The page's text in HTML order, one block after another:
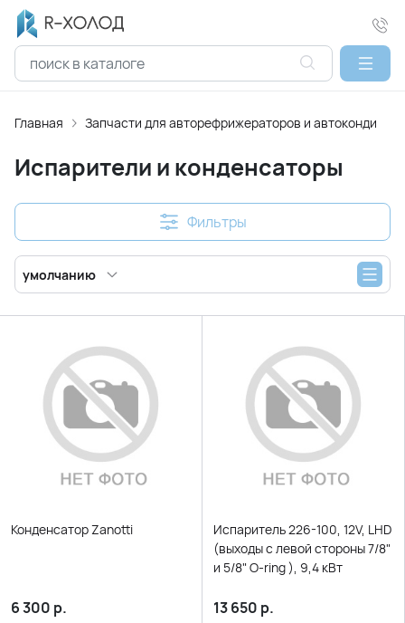
Главная Запчасти для авторефрижераторов и
Испарители и конденсаторы
Фильтры
умолчанию
Конденсатор Zanotti
6 300 р.
Испаритель 226-100, 12V, LHD
(выходы с левой стороны 7/8"
и 5/8" O-ring ), 9,4 кВт
13 650 р.